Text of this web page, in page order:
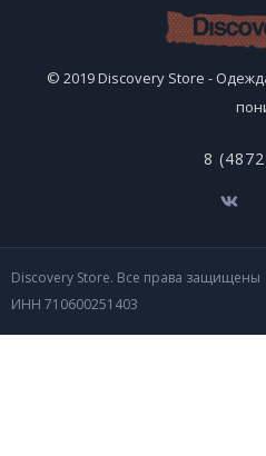
© 2019 Discovery Store -
8
Discovery Store. Все права защищены
ИНН 710600251403